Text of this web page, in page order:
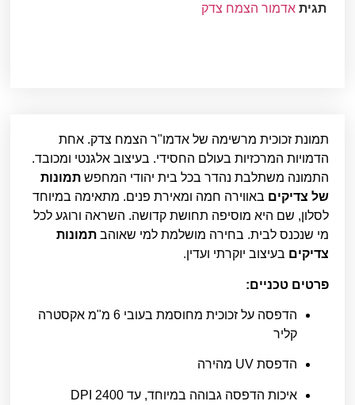
תגית אדמור הצמח צדק
תמונת זכוכית מרשימה של אדמו"ר הצמח צדק. אחת
הדמויות המרכזיות בעולם החסידי. בעיצוב אלגנטי ומכובד.
התמונה משתלבת נהדר בכל בית יהודי המחפשתמונות
של צדיקים באווירה חמה ומאירת פנים. מתאימה במיוחד
לסלון, שם היא מוסיפה תחושת קדושה. השראה ורוגע לכל
מי שנכנס לבית. בחירה מושלמת למי שאוהבתמונות
צדיקים בעיצוב יוקרתי ועדין.
פרטים טכניים:
הדפסה על זכוכית מחוסמת בעובי 6 מ"מ אקסטרה
קליר
הדפסת UV מהירה
איכות הדפסה גבוהה במיוחד, עד 2400 DPI